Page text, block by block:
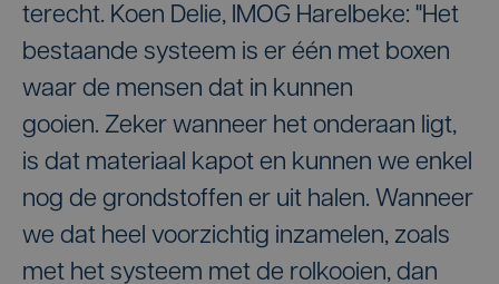
terecht. Koen Delie, IMOG Harelbeke: "Het
bestaande systeem is er één met boxen
waar de mensen dat in kunnen
gooien. Zeker wanneer het onderaan ligt,
is dat materiaal kapot en kunnen we enkel
nog de grondstoffen er uit halen. Wanneer
we dat heel voorzichtig inzamelen, zoals
met het systeem met de rolkooien, dan